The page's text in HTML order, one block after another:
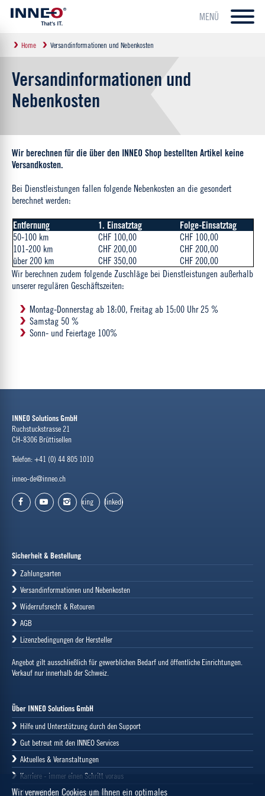
MENÜ
Home Versandinformationen und Nebenkosten
Versandinformationen und
Nebenkosten
Wir berechnen für die über den INNEO Shop bestellten Artikel keine
Versandkosten.
Bei Dienstleistungen fallen folgende Nebenkosten an die gesondert
berechnet werden:
Entfernung 1. Einsatztag
Folge-Einsatztag
50-100 km
CHF 100,00
CHF 100,00
101-200 km
CHF 200,00
CHF 200,00
über 200 km
CHF 350,00
CHF 200,00
Wir berechnen zudem folgende Zuschläge bei Dienstleistungen außerhalb
unserer regulären Geschäftszeiten:
Montag-Donnerstag ab 18:00, Freitag ab 15:00 Uhr 25 %
Samstag 50 %
Sonn- und Feiertage 100%
INNEO Solutions GmbH
Ruchstuckstrasse 21
CH-8306 Brüttisellen
Telefon: +41 (0) 44 805 1010
inneo-de@inneo.ch
xing linkedin
Sicherheit & Bestellung
Zahlungsarten
Versandinformationen und Nebenkosten
Widerrufsrecht & Retouren
AGB
Lizenzbedingungen der Hersteller
Angebot gilt ausschließlich für gewerblichen Bedarf und öffentliche Einrichtungen.
Verkauf nur innerhalb der Schweiz.
Über INNEO Solutions GmbH
Hilfe und Unterstützung durch den Support
Gut betreut mit den INNEO Services
Aktuelles & Veranstaltungen
Karriere - immer einen Schritt voraus
Unternehmen, Zahlen und Fakten
Wir verwenden Cookies um Ihnen ein optimales